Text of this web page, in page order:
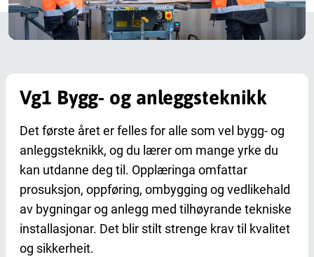
Vg1 Bygg- og anleggsteknikk
Det første året er felles for alle som vel bygg- og
anleggsteknikk, og du lærer om mange yrke du
kan utdanne deg til. Opplæringa omfattar
prosuksjon, oppføring, ombygging og vedlikehald
av bygningar og anlegg med tilhøyrande tekniske
installasjonar. Det blir stilt strenge krav til kvalitet
og sikkerheit.